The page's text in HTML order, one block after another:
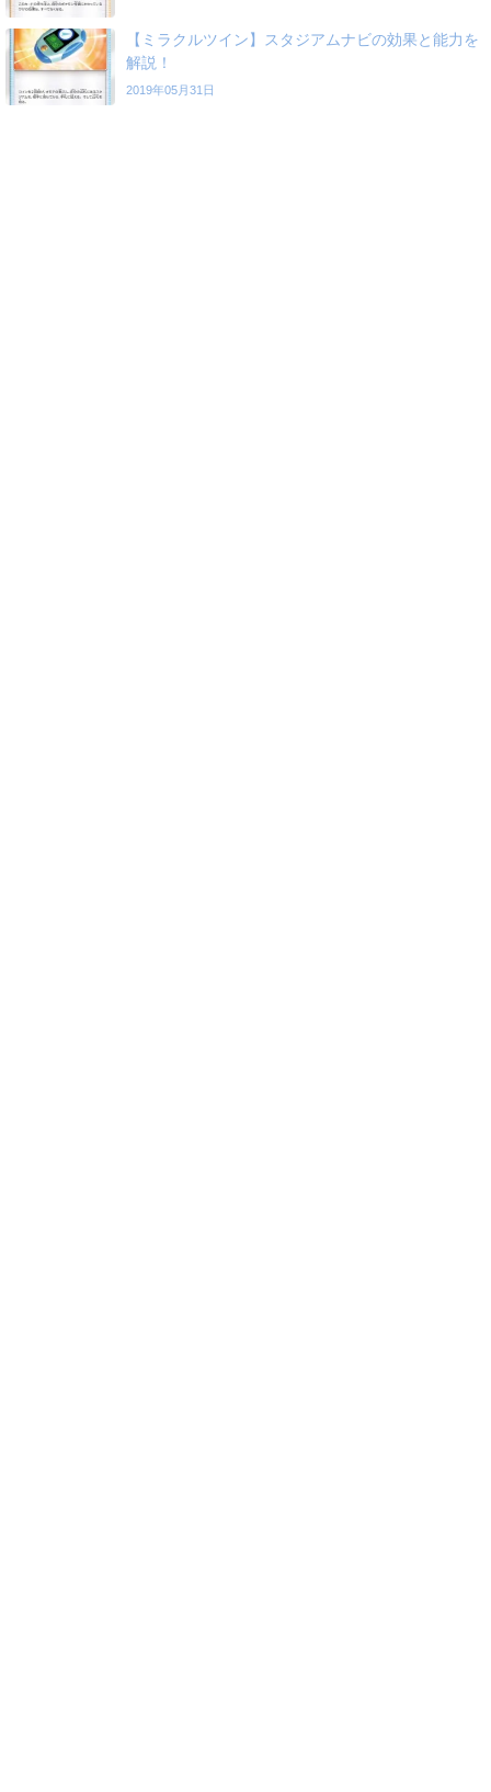
【ミラクルツイン】スタジアムナビの効果と能力を
解説！
2019年05月31日